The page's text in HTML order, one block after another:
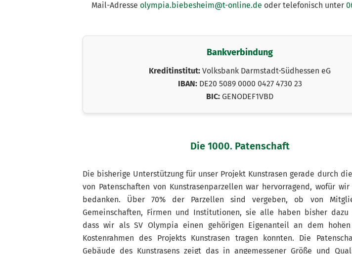
Mail-Adresse olympia.biebesheim@t-online.de oder telefonisch unter
Bankverbindung
Kreditinstitut: Volksbank Darmstadt-Südhessen eG
IBAN:DE20 5089 0000 0427 4730 23
BIC: GENODEF1VBD
Die 1000. Patenschaft
Die bisherige Unterstützung für unser Projekt Kunstrasen gerade durch
von Patenschaften von Kunstrasenparzellen war hervorragend, wofür
bedanken. Über 70% der Parzellen sind vergeben, ob von
Gemeinschaften, Firmen und Institutionen, sie alle haben bisher dazu
dass wir als SV Olympia einen gehörigen Eigenanteil an dem
Kostenrahmen des Projekts Kunstrasen tragen konnten. Die
Gebäude des Kunstrasens zeigt das in angemessener Größe und